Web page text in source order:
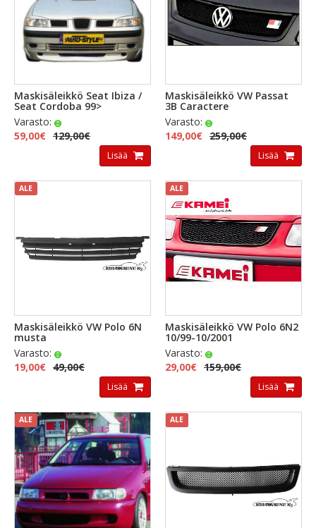
Maskisäleikkö Seat Ibiza /
Seat Cordoba 99>
Varasto:
59,00€ 129,00€
Lisää
Maskisäleikkö VW Passat
3B Caractere
Varasto:
149,00€ 259,00€
Lisää
ALE
Maskisäleikkö VW Polo 6N
musta
Varasto:
19,00€ 49,00€
Lisää
ALE
Maskisäleikkö VW Polo 6N2
10/99-10/2001
Varasto:
29,00€ 159,00€
Lisää
ALE ALE